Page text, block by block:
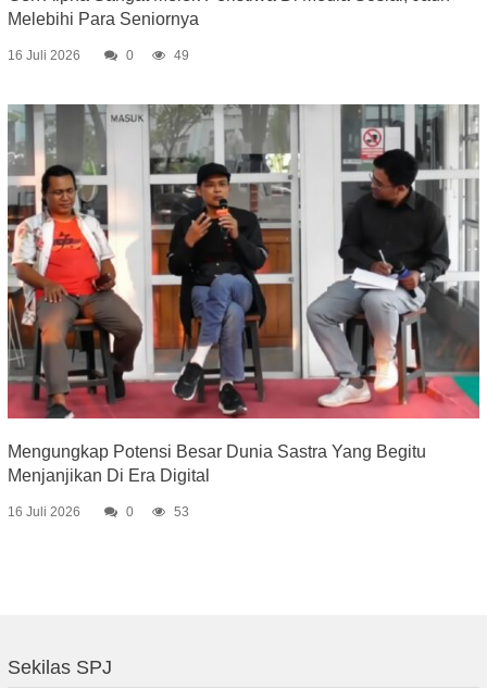
Melebihi Para Seniornya
16 Juli 2026 0 49
Mengungkap Potensi Besar Dunia Sastra Yang Begitu
Menjanjikan Di Era Digital
16 Juli 2026 0 53
Sekilas SPJ